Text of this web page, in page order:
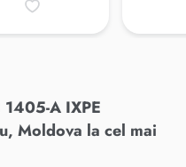
1405-A IXPE
Moldova la cel mai